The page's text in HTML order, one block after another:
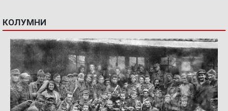
КОЛУМНИ